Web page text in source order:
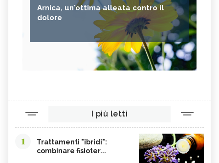
Arnica, un'ottima alleata contro il
dolore
I più letti
1
Trattamenti "ibridi":
combinare fisioter...